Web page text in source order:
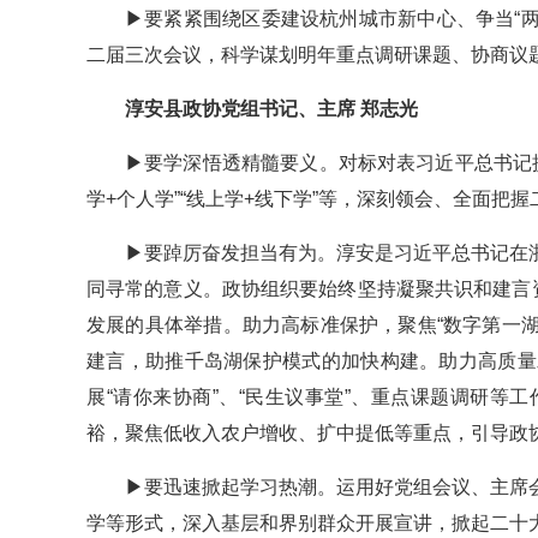
▶要紧紧围绕区委建设杭州城市新中心、争当“
二届三次会议，科学谋划明年重点调研课题、协商
淳安县政协党组书记、主席 郑志光
▶要学深悟透精髓要义。对标对表习近平总书记
学+个人学”“线上学+线下学”等，深刻领会、全面把
▶要踔厉奋发担当有为。淳安是习近平总书记
同寻常的意义。政协组织要始终坚持凝聚共识和建
发展的具体举措。助力高标准保护，聚焦“数字第一
建言，助推千岛湖保护模式的加快构建。助力高质
展“请你来协商”、“民生议事堂”、重点课题调研等
裕，聚焦低收入农户增收、扩中提低等重点，引导政
▶要迅速掀起学习热潮。运用好党组会议、主
学等形式，深入基层和界别群众开展宣讲，掀起二十